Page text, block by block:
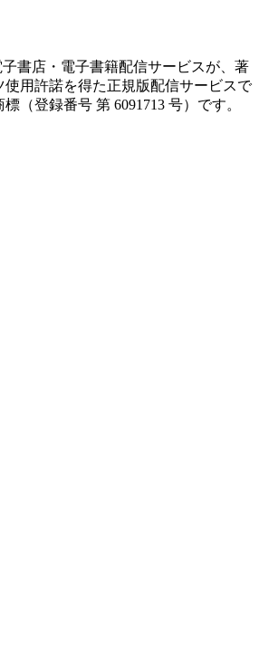
書店・電子書籍配信サービスが、著
用許諾を得た正規版配信サービスで
（登録番号 第 6091713 号）です。